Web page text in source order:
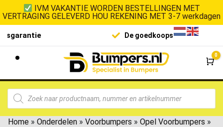
IVM VAKANTIE WORDEN BESTELLINGEN MET
VERTRAGING GELEVERD HOU REKENING MET 3-7 werkdagen
De goedkoopste op de markt
0
Home » Onderdelen » Voorbumpers » Opel Voorbumpers »